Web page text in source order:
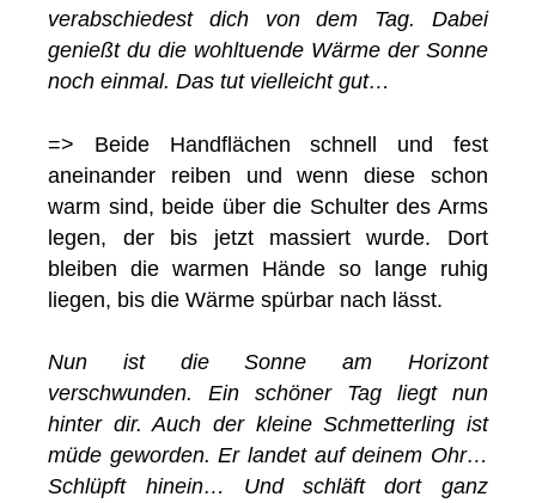
verabschiedest dich von dem Tag. Dabei
genießt du die wohltuende Wärme der Sonne
noch einmal. Das tut vielleicht gut…
=> Beide Handflächen schnell und fest
aneinander reiben und wenn diese schon
warm sind, beide über die Schulter des Arms
legen, der bis jetzt massiert wurde. Dort
bleiben die warmen Hände so lange ruhig
liegen, bis die Wärme spürbar nach lässt.
Nun ist die Sonne am Horizont
verschwunden. Ein schöner Tag liegt nun
hinter dir. Auch der kleine Schmetterling ist
müde geworden. Er landet auf deinem Ohr…
Schlüpft hinein… Und schläft dort ganz